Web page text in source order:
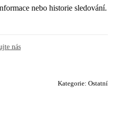
nebo historie sledování.
nás
Kategorie: Ostatní